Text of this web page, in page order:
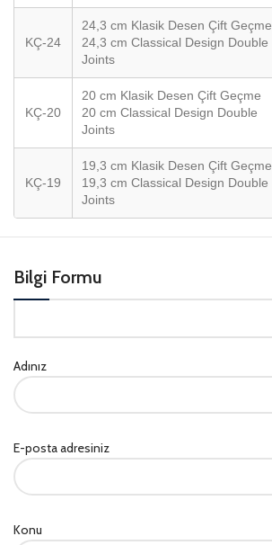
KÇ-24
24,3 cm Klasik Desen Çift Geçme
24,3 cm Classical Design Double
Joints
KÇ-20
20 cm Klasik Desen Çift Geçme
20 cm Classical Design Double
Joints
KÇ-19
19,3 cm Klasik Desen Çift Geçme
19,3 cm Classical Design Double
Joints
Bilgi Formu
Adınız
E-posta adresiniz
Konu